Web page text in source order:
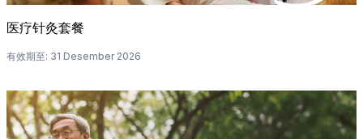
医疗针灸套餐
有效期至: 31 Desember 2026